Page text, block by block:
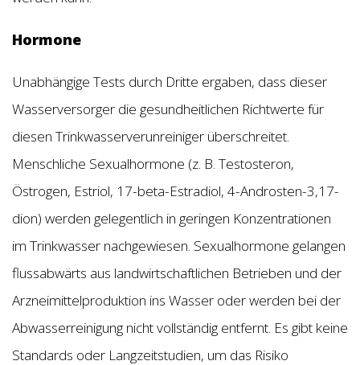
Hormone
Unabhängige Tests durch Dritte ergaben, dass dieser
Wasserversorger die gesundheitlichen Richtwerte für
diesen Trinkwasserverunreiniger überschreitet.
Menschliche Sexualhormone (z. B. Testosteron,
Östrogen, Estriol, 17-beta-Estradiol, 4-Androsten-3,17-
dion) werden gelegentlich in geringen Konzentrationen
im Trinkwasser nachgewiesen. Sexualhormone gelangen
flussabwärts aus landwirtschaftlichen Betrieben und der
Arzneimittelproduktion ins Wasser oder werden bei der
Abwasserreinigung nicht vollständig entfernt. Es gibt keine
Standards oder Langzeitstudien, um das Risiko